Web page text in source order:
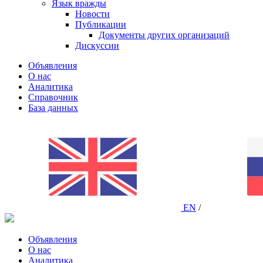
Язык вражды
Новости
Публикации
Документы других организаций
Дискуссии
Объявления
О нас
Аналитика
Справочник
База данных
EN /
Объявления
О нас
Аналитика